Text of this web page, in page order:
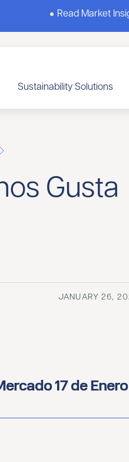
Read Market
Sustainability Solutions
Gusta
JANUARY 26,
17 de